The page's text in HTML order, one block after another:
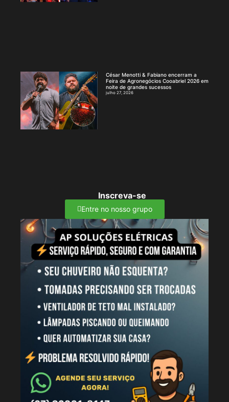
César Menotti & Fabiano encerram a
Feira de Agronegócios Cooabriel 2026 em
noite de grandes sucessos
julho 27, 2026
Inscreva-se
Entre no nosso grupo